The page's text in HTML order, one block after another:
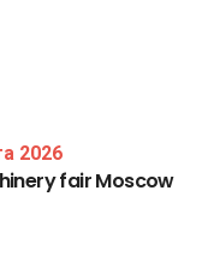
2026
fairMoscow